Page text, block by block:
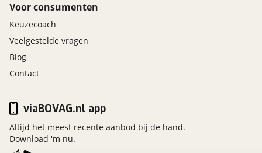
Voor consumenten
Keuzecoach
Veelgestelde vragen
Blog
Contact
viaBOVAG.nl app
Altijd het meest recente aanbod bij de hand.
Download 'm nu.